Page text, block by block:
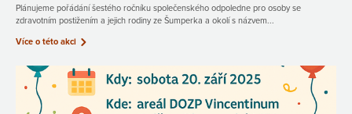
Plánujeme pořádání šestého ročníku společenského odpoledne pro osoby se
zdravotním postižením a jejich rodiny ze Šumperka a okolí s názvem...
Více o této akci